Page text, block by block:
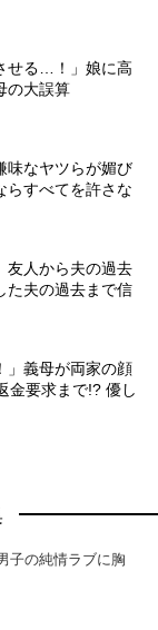
せる…！」娘に高
の大誤算
味なヤツらが媚び
らすべてを許さな
友人から夫の過去
た夫の過去まで信
」義母が両家の顔
金要求まで!? 優し
子の純情ラブに胸